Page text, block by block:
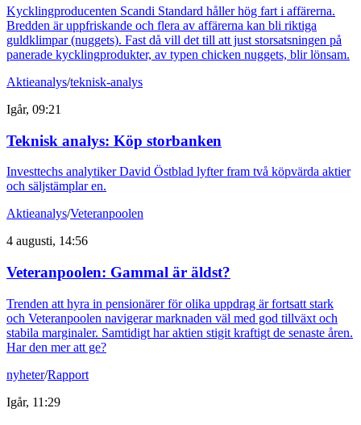
Kycklingproducenten Scandi Standard håller hög fart i affärerna.
Bredden är uppfriskande och flera av affärerna kan bli riktiga
guldklimpar (nuggets). Fast då vill det till att just storsatsningen på
panerade kycklingprodukter, av typen chicken nuggets, blir lönsam.
Aktieanalys/teknisk-analys
Igår, 09:21
Teknisk analys: Köp storbanken
Investtechs analytiker David Östblad lyfter fram två köpvärda aktier
och säljstämplar en.
Aktieanalys/Veteranpoolen
4 augusti, 14:56
Veteranpoolen: Gammal är äldst?
Trenden att hyra in pensionärer för olika uppdrag är fortsatt stark
och Veteranpoolen navigerar marknaden väl med god tillväxt och
stabila marginaler. Samtidigt har aktien stigit kraftigt de senaste åren.
Har den mer att ge?
nyheter/Rapport
Igår, 11:29